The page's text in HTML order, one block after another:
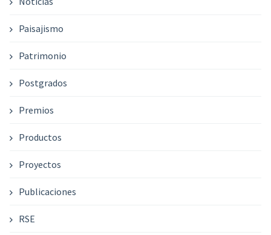
Paisajismo
Patrimonio
Postgrados
Premios
Productos
Proyectos
Publicaciones
RSE